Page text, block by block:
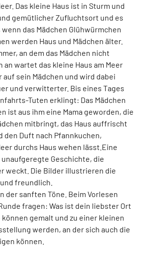
Das kleine Haus ist in Sturm und
gemütlicher Zufluchtsort und es
das Mädchen Glühwürmchen
werden Haus und Mädchen älter.
an dem das Mädchen nicht
an wartet das kleine Haus am Meer
auf sein Mädchen und wird dabei
und verwitterter. Bis eines Tages
Tuten erklingt: Das Mädchen
ist aus ihm eine Mama geworden, die
mitbringt, das Haus auffrischt
den Duft nach Pfannkuchen,
durchs Haus wehen lässt.Eine
Geschichte, die
weckt. Die Bilder illustrieren die
freundlich.
der sanften Töne. Beim Vorlesen
fragen: Was ist dein liebster Ort
können gemalt und zu einer kleinen
werden, an der sich auch die
können.